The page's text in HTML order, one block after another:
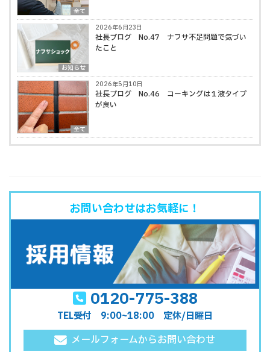
全て
お知らせ
2026年6月23日
社長ブログ No.47 ナフサ不足問題で気づい
たこと
全て
2026年5月10日
社長ブログ No.46 コーキングは１液タイプ
が良い
お問い合わせはお気軽に！
0120-775-388
TEL受付 9:00~18:00 定休/日曜日
メールフォームからお問い合わせ